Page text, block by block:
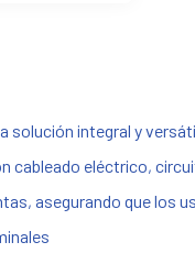
solución integral y
cableado eléctrico,
asegurando que los